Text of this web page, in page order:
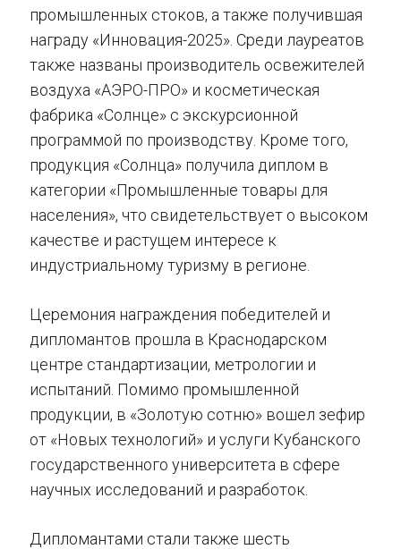
промышленных стоков, а также получившая
награду «Инновация-2025». Среди лауреатов
также названы производитель освежителей
воздуха «АЭРО-ПРО» и косметическая
фабрика «Солнце» с экскурсионной
программой по производству. Кроме того,
продукция «Солнца» получила диплом в
категории «Промышленные товары для
населения», что свидетельствует о высоком
качестве и растущем интересе к
индустриальному туризму в регионе.
Церемония награждения победителей и
дипломантов прошла в Краснодарском
центре стандартизации, метрологии и
испытаний. Помимо промышленной
продукции, в «Золотую сотню» вошел зефир
от «Новых технологий» и услуги Кубанского
государственного университета в сфере
научных исследований и разработок.
Дипломантами стали также шесть